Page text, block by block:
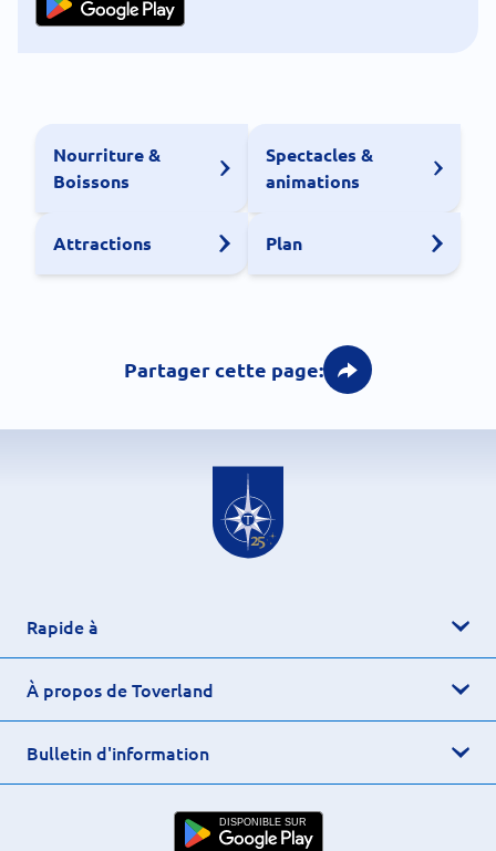
Nourriture &
Boissons
Spectacles &
animations
Attractions Plan
Partager cette page:
Rapide à
À propos de Toverland
Bulletin d'information
DISPONIBLE SUR